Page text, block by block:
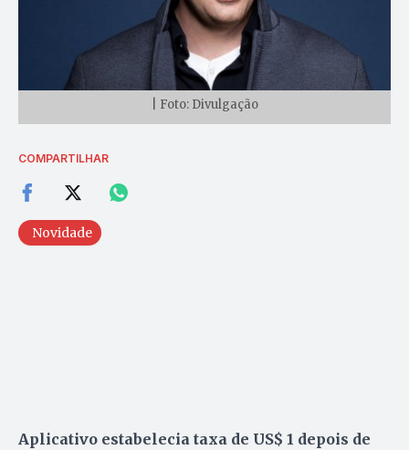
| Foto: Divulgação
COMPARTILHAR
Novidade
Aplicativo estabelecia taxa de US$ 1 depois de